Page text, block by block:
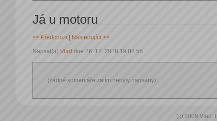
Já u motoru
<< Předchozí Následující >>
Napsal(a) Vlad dne 26. 12. 2018 19:08:58
(žádné komentáře zatím nebyly napsány)
(c) 2009 Vlad.